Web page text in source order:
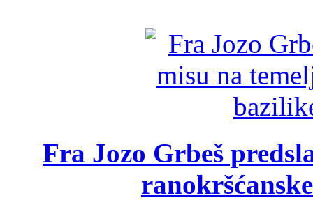
Fra Jozo Grbeš